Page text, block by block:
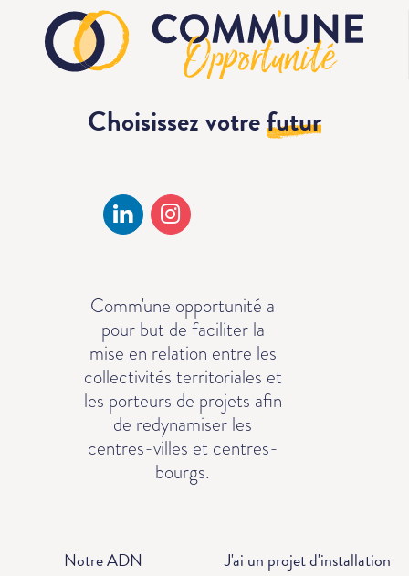
Choisissez votrefutur
Comm'une opportunité a
pour but de faciliter la
mise en relation entre les
collectivités territoriales et
les porteurs de projets afin
de redynamiser les
centres-villes et centres-
bourgs.
Notre ADN J'ai un projet d'installation